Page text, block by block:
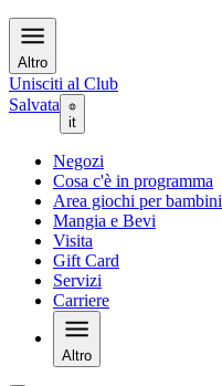
Altro
Unisciti al Club
Salvata
it
Negozi
Cosa c'è in programma
Area giochi per bambini
Mangia e Bevi
Visita
Gift Card
Servizi
Carriere
Altro